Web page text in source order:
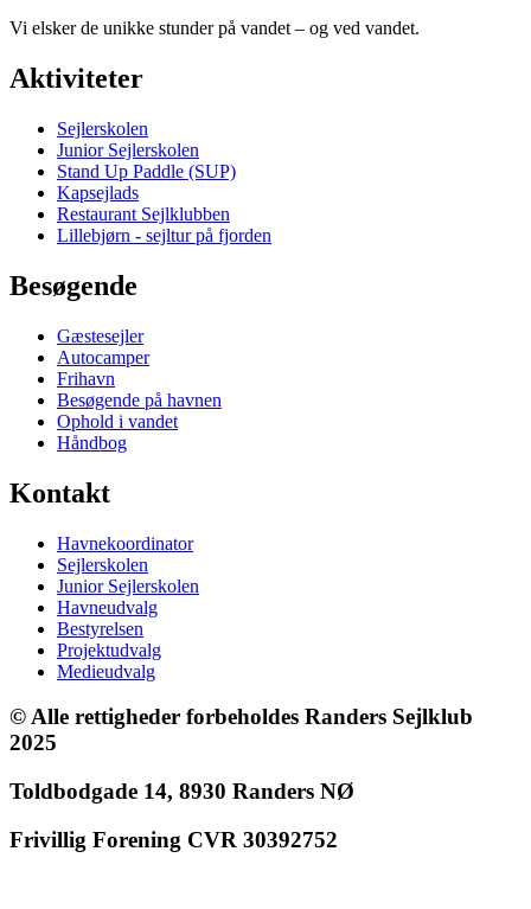
Vi elsker de unikke stunder på vandet – og ved vandet.
Aktiviteter
Sejlerskolen
Junior Sejlerskolen
Stand Up Paddle (SUP)
Kapsejlads
Restaurant Sejlklubben
Lillebjørn - sejltur på fjorden
Besøgende
Gæstesejler
Autocamper
Frihavn
Besøgende på havnen
Ophold i vandet
Håndbog
Kontakt
Havnekoordinator
Sejlerskolen
Junior Sejlerskolen
Havneudvalg
Bestyrelsen
Projektudvalg
Medieudvalg
© Alle rettigheder forbeholdes Randers Sejlklub
2025
Toldbodgade 14, 8930 Randers NØ
Frivillig Forening CVR 30392752